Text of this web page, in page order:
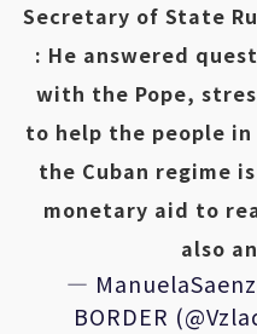
Secretary of State
: He answered
with the Pope,
to help the people
the Cuban regime
monetary aid to
also
—
BORDER